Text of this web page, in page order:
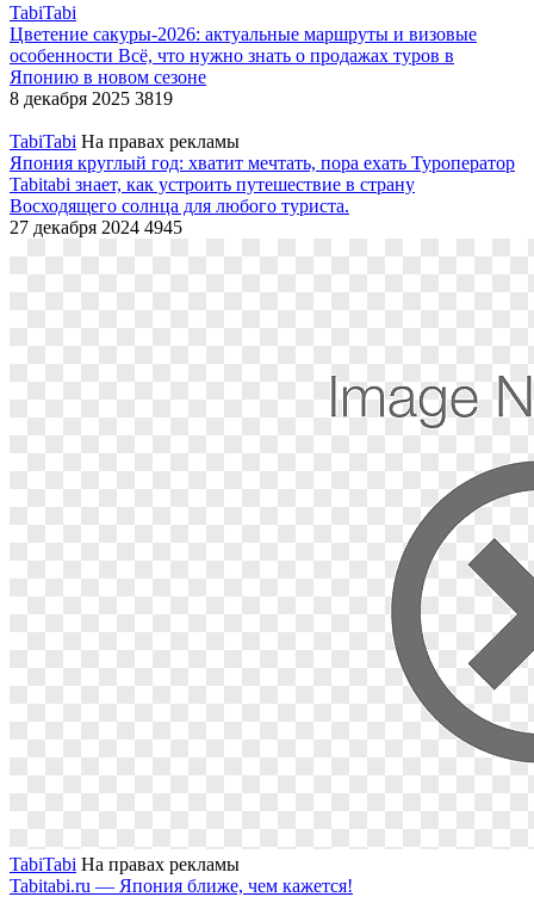
TabiTabi
Цветение сакуры-2026: актуальные маршруты и визовые
особенности Всё, что нужно знать о продажах туров в
Японию в новом сезоне
8 декабря 2025 3819
TabiTabi На правах рекламы
Япония круглый год: хватит мечтать, пора ехать Туроператор
Tabitabi знает, как устроить путешествие в страну
Восходящего солнца для любого туриста.
27 декабря 2024 4945
TabiTabi На правах рекламы
Tabitabi.ru — Япония ближе, чем кажется!